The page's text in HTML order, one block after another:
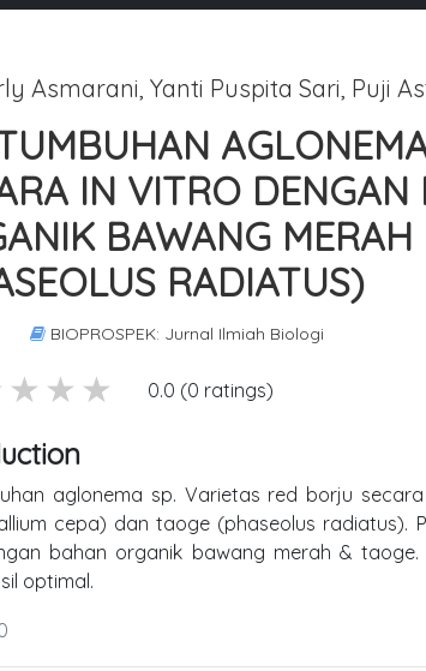
Asmarani, Yanti Puspita Sari, Puji
IN VITRO
BAWANG
RADIATUS)
BIOPROSPEK: Jurnal Ilmiah Biologi
1 stars
2 stars
3 stars
4 stars
stars 0.0 (0 ratings)
aglonema sp. Varietas red borju
cepa) dan taoge (phaseolus radiatus).
bahan organik bawang merah &
optimal.